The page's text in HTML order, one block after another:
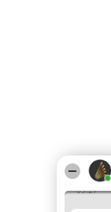
09:27